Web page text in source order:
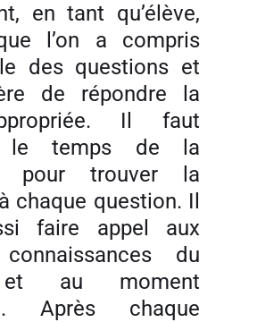
en tant qu’élève,
l’on a compris
des questions et
de répondre la
Il faut
le temps de la
pour trouver la
chaque question. Il
faire appel aux
du
au moment
Après chaque